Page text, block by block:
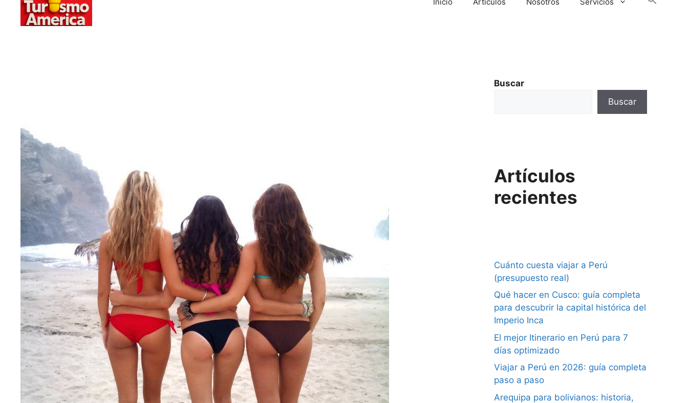
Buscar
Buscar
Artículos
recientes
Cuánto cuesta viajar a Perú
(presupuesto real)
Qué hacer en Cusco: guía completa
para descubrir la capital histórica del
Imperio Inca
El mejor Itinerario en Perú para 7
días optimizado
Viajar a Perú en 2026: guía completa
paso a paso
Arequipa para bolivianos: historia,